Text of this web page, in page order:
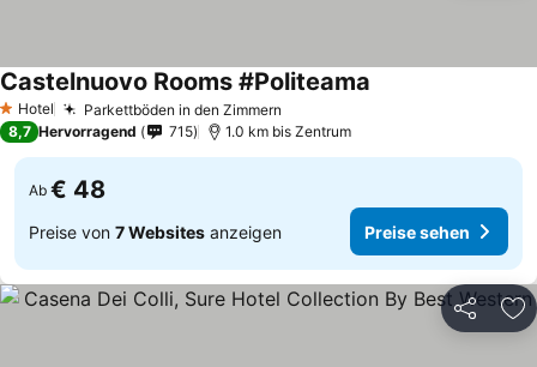
1 Sterne
Hotel Parkettböden in den Zimmern
Castelnuovo Rooms #Politeama
8,7 Hervorragend 715 1.0 km bis Zentrum
Ab € 48
Preise von 7 Websites anzeigen Preise sehen
Teilen